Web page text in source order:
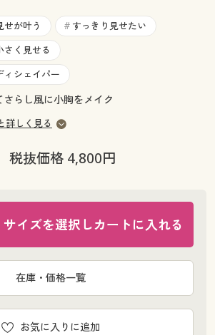
問い合わせ
問い合わせ
せが叶う # すっきり見せたい
さく見せる
ィシェイパー
らし風に小胸をメイク
詳しく見る
税抜価格 4,800円
イズを選択しカートに入れる
お気に入りに追加
在庫・価格一覧